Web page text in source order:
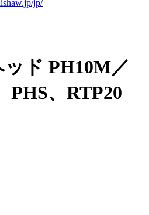
jp/
ド PH10M／
PHS、RTP20